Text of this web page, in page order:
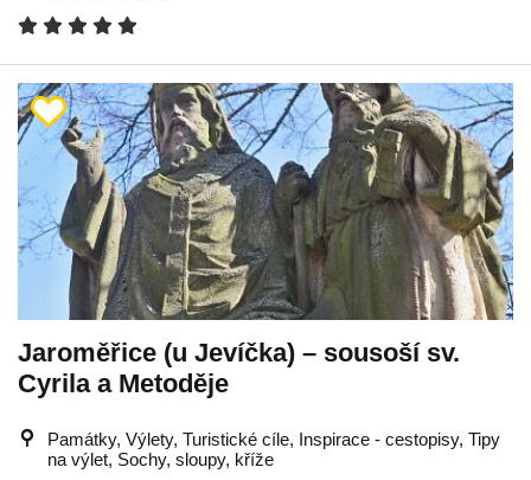
Jaroměřice (u Jevíčka) – sousoší sv.
Cyrila a Metoděje
Památky, Výlety, Turistické cíle, Inspirace - cestopisy, Tipy
na výlet, Sochy, sloupy, kříže